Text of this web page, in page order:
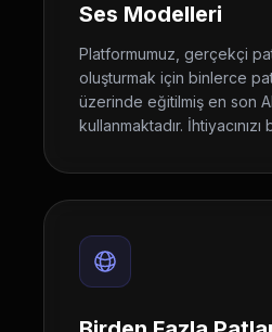
Ses Modelleri
Platformumuz, gerçekçi
oluşturmak için binlerce
üzerinde eğitilmiş en son
kullanmaktadır. İhtiyacınızı